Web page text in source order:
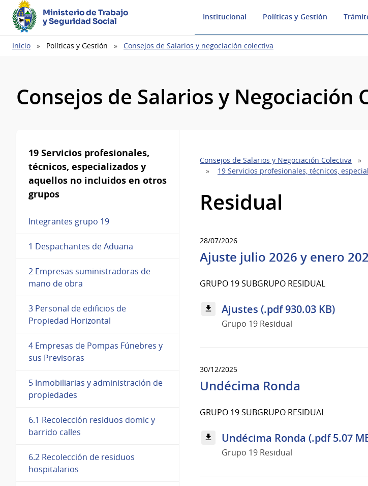
Ministerio de Trabajo
y Seguridad Social
Institucional Políticas y Gestión
Ruta
Inicio Políticas y Gestión Consejos de Salarios y negociación colectiva
Consejos de Salarios y Negociación
19 Servicios profesionales,
técnicos, especializados y
aquellos no incluidos en otros
grupos
Integrantes grupo 19
1 Despachantes de Aduana
2 Empresas suministradoras de
mano de obra
3 Personal de edificios de
Propiedad Horizontal
4 Empresas de Pompas Fúnebres y
sus Previsoras
5 Inmobiliarias y administración de
propiedades
6.1 Recolección residuos domic y
barrido calles
6.2 Recolección de residuos
hospitalarios
Consejos de Salarios y Negociación Colectiva
19 Servicios profesionales, técnicos,
Residual
28/07/2026
Ajuste julio 2026 y enero
GRUPO 19 SUBGRUPO RESIDUAL
Ajustes (.pdf 930.03 KB)
Grupo 19 Residual
30/12/2025
Undécima Ronda
GRUPO 19 SUBGRUPO RESIDUAL
Undécima Ronda (.pdf 5.07
Grupo 19 Residual